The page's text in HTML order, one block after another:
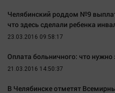
Челябинский роддом №9
что здесь сделали ребенка
23.03.2016 09:58:17
Оплата больничного: что нужно
21.03.2016 14:50:37
В Челябинске отметят